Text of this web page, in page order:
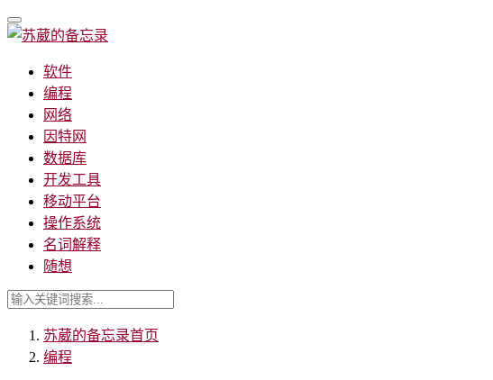
软件
编程
网络
因特网
数据库
开发工具
移动平台
操作系统
名词解释
随想
苏葳的备忘录首页
编程